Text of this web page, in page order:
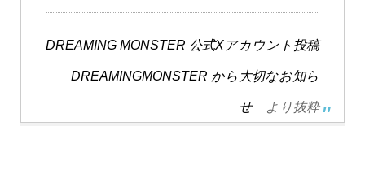
DREAMING MONSTER 公式Xアカウント投稿
DREAMINGMONSTER から大切なお知ら
せより抜粋